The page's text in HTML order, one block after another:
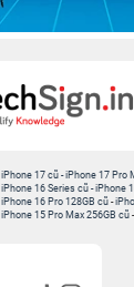
iPhone 17 cũ -iPhone 17 Pro
iPhone 16 Series cũ - iPhone
iPhone 16 Pro 128GB cũ -
iPhone 15 Pro Max 256GB cũ -